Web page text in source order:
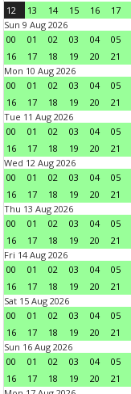
12 13 14 15 16 17
Sun 9 Aug 2026
00
01 02 03 04 05
16
17 18 19 20 21
Mon 10 Aug 2026
00
01 02 03 04 05
16
17 18 19 20 21
Tue 11 Aug 2026
00
01 02 03 04 05
16
17 18 19 20 21
Wed 12 Aug 2026
00
01 02 03 04 05
16
17 18 19 20 21
Thu 13 Aug 2026
00
01 02 03 04 05
16
17 18 19 20 21
Fri 14 Aug 2026
00
01 02 03 04 05
16
17 18 19 20 21
Sat 15 Aug 2026
00
01 02 03 04 05
16
17 18 19 20 21
Sun 16 Aug 2026
00
01 02 03 04 05
16
17 18 19 20 21